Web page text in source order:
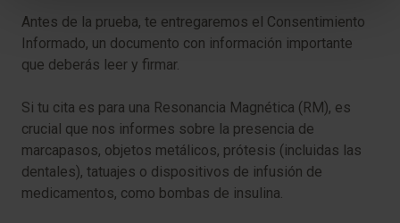
Antes de la prueba, te entregaremos el Consentimiento
Informado, un documento con información importante
que deberás leer y firmar.
Si tu cita es para una Resonancia Magnética (RM), es
crucial que nos informes sobre la presencia de
marcapasos, objetos metálicos, prótesis (incluidas las
dentales), tatuajes o dispositivos de infusión de
medicamentos, como bombas de insulina.